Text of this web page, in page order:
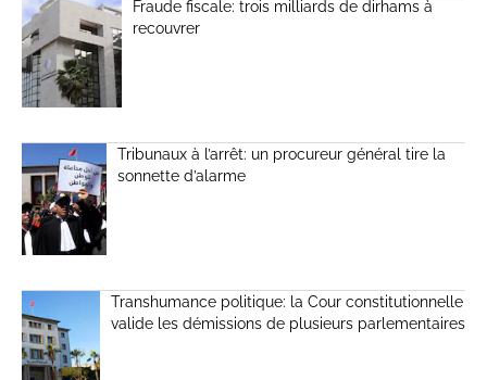
Fraude fiscale: trois milliards de dirhams à
recouvrer
Tribunaux à l’arrêt: un procureur général tire la
sonnette d’alarme
Transhumance politique: la Cour constitutionnelle
valide les démissions de plusieurs parlementaires